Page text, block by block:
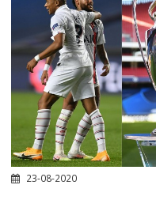
23-08-2020